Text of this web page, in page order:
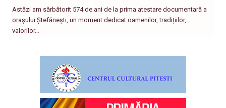
Astăzi am sărbătorit 574 de ani de la prima atestare documentară a
orașului Ștefănești, un moment dedicat oamenilor, tradițiilor,
valorilor…